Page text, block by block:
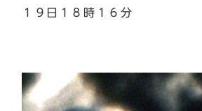
１９日１８時１６分